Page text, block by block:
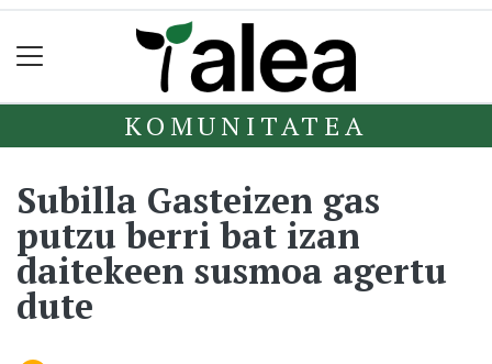
KOMUNITATEA
Subilla Gasteizen gas
putzu berri bat izan
daitekeen susmoa agertu
dute